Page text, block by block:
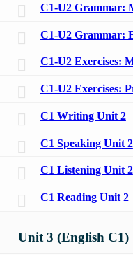
C1-U2 Grammar:
C1-U2 Grammar:
C1-U2 Exercises:
C1-U2 Exercises:
C1 Writing Unit 2
C1 Speaking Unit 2
C1 Listening Unit 2
C1 Reading Unit 2
Unit 3 (English C1)